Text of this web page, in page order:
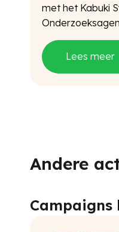
met het Kabuki
Lees meer
Andere
Campaigns